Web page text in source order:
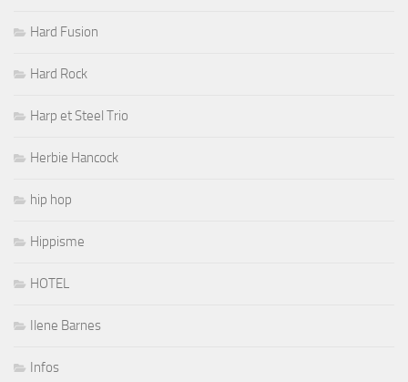
Hard Fusion
Hard Rock
Harp et Steel Trio
Herbie Hancock
hip hop
Hippisme
HOTEL
Ilene Barnes
Infos